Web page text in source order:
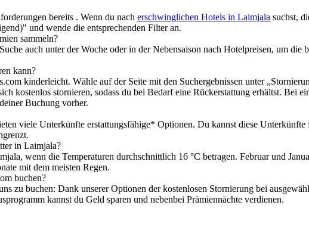
bereits . Wenn du nach erschwinglichen Hotels in Laimjala suchst,
und wende die entsprechenden Filter an.
sammeln?
auch unter der Woche oder in der Nebensaison nach Hotelpreisen, um die
kann?
kinderleicht. Wähle auf der Seite mit den Suchergebnissen unter
kostenlos stornieren, sodass du bei Bedarf eine Rückerstattung erhältst. Bei
Buchung vorher.
viele Unterkünfte erstattungsfähige* Optionen. Du kannst diese Unterkünfte
in Laimjala?
wenn die Temperaturen durchschnittlich 16 °C betragen. Februar und
mit dem meisten Regen.
buchen?
zu buchen: Dank unserer Optionen der kostenlosen Stornierung bei
kannst du Geld sparen und nebenbei Prämiennächte verdienen.